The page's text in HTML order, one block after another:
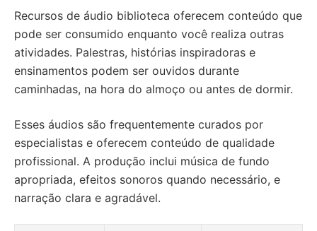
Recursos de áudio biblioteca oferecem conteúdo que
pode ser consumido enquanto você realiza outras
atividades. Palestras, histórias inspiradoras e
ensinamentos podem ser ouvidos durante
caminhadas, na hora do almoço ou antes de dormir.
Esses áudios são frequentemente curados por
especialistas e oferecem conteúdo de qualidade
profissional. A produção inclui música de fundo
apropriada, efeitos sonoros quando necessário, e
narração clara e agradável.